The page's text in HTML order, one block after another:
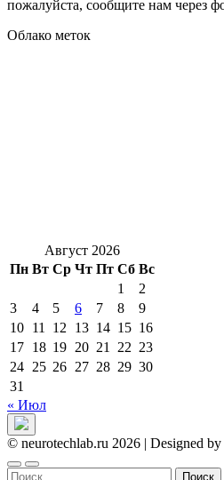
пожалуйста, сообщите нам через
Облако меток
Август 2026
Пн Вт Ср Чт Пт Сб Вс
1
2
3
4 5 6 7 8
9
10 11 12 13 14 15 16
17 18 19 20 21 22 23
24 25 26 27 28 29 30
31
« Июл
© neurotechlab.ru 2026 | Designed by
Найти: